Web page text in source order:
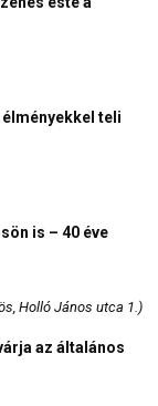
teli
is – 40 éve
Holló János utca 1.)
az általános